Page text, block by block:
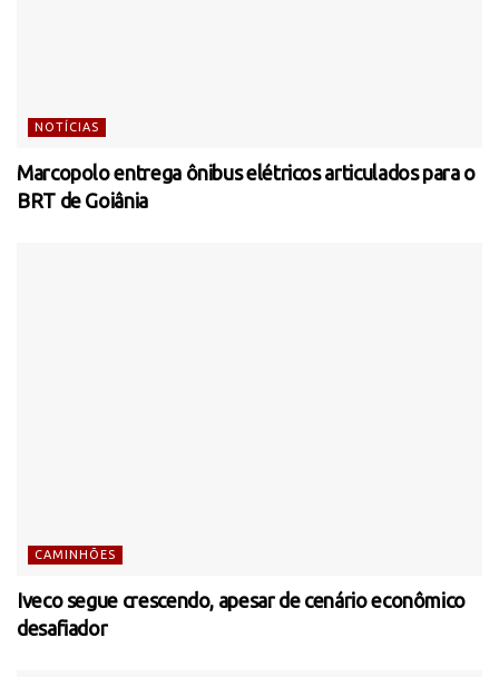
NOTÍCIAS
Marcopolo entrega ônibus elétricos articulados para o
BRT de Goiânia
CAMINHÕES
Iveco segue crescendo, apesar de cenário econômico
desafiador